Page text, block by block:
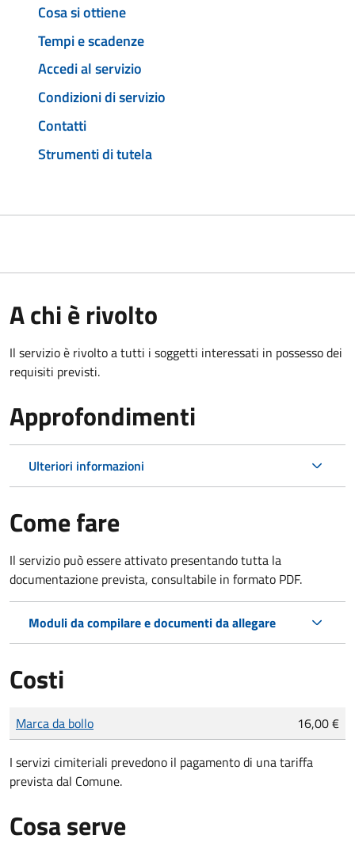
Cosa si ottiene
Tempi e scadenze
Accedi al servizio
Condizioni di servizio
Contatti
Strumenti di tutela
A chi è rivolto
Il servizio è rivolto a tutti i soggetti interessati in possesso dei
requisiti previsti.
Approfondimenti
Ulteriori informazioni
Come fare
Il servizio può essere attivato presentando tutta la
documentazione prevista, consultabile in formato PDF.
Moduli da compilare e documenti da allegare
Costi
Tipo di pagamento
Importo
Marca da bollo 16,00 €
I servizi cimiteriali prevedono il pagamento di una tariffa
prevista dal Comune.
Cosa serve